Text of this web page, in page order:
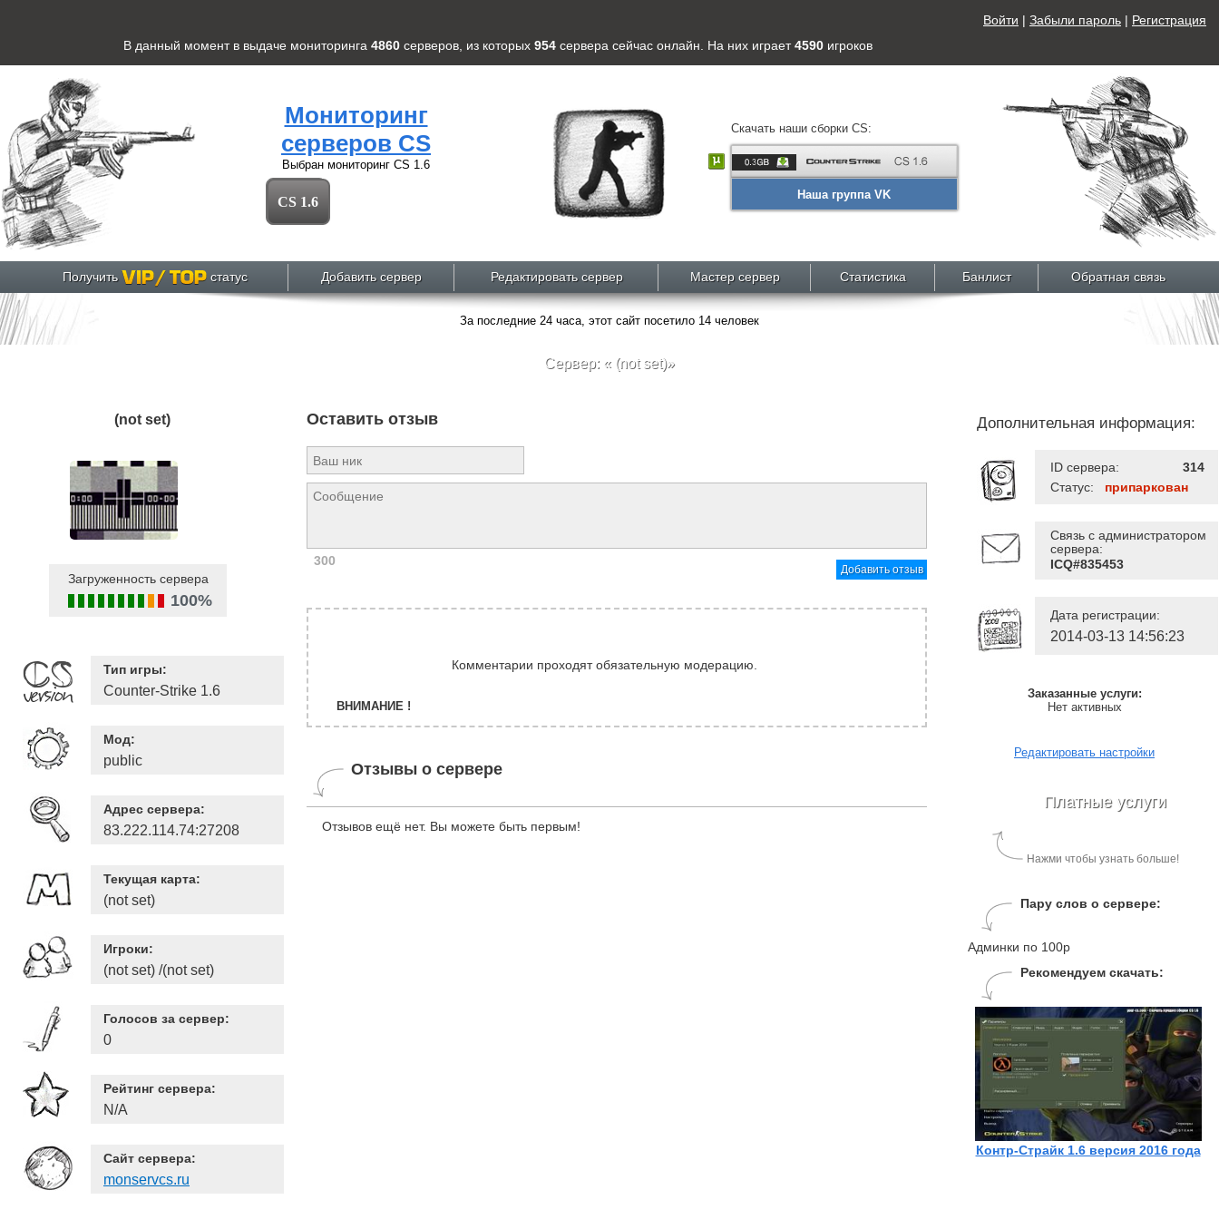
Войти | Забыли пароль | Регистрация
В данный момент в выдаче мониторинга 4860 серверов , из которых 954 сервера сейчас онлайн. На них играет4590 игроков
Мониторинг
серверов CS
Выбран мониторинг CS 1.6
CS 1.6
Скачать наши сборки CS:
Наша группа VK
Получить статус Добавить сервер Редактировать сервер Мастер сервер Статистика Банлист Обратная связь
За последние 24 часа, этот сайт посетило 14 человек
Сервер: « (not set)»
(not set)
Загруженность сервера
100%
Тип игры:
Counter-Strike 1.6
Мод:
public
Адрес сервера:
83.222.114.74:27208
Текущая карта:
(not set)
Игроки:
(not set) /(not set)
Голосов за сервер:
0
Рейтинг сервера:
N/A
Сайт сервера:
monservcs.ru
Оставить отзыв
300
Добавить отзыв
ВНИМАНИЕ !
Комментарии проходят обязательную модерацию.
Отзывы о сервере
Отзывов ещё нет. Вы можете быть первым!
Дополнительная информация:
ID сервера:
314
Статус:
припаркован
Связь с администратором
сервера:
ICQ#835453
Дата регистрации:
2014-03-13 14:56:23
Заказанные услуги:
Нет активных
Редактировать настройки
Платные услуги
Нажми чтобы узнать больше!
Пару слов о сервере:
Админки по 100р
Рекомендуем скачать:
Контр-Страйк 1.6 версия 2016 года